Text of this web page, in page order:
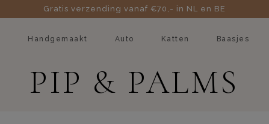
Gratis verzending vanaf €70,- in NL en BE
Handgemaakt Auto Katten Baasjes
PIP & PALMS